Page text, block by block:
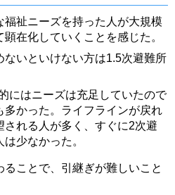
祉ニーズを持った人が大規模
在化していくことを感じた。
ないといけない方は1.5次避難所
にはニーズは充足していたので
多かった。ライフラインが戻れ
される人が多く、すぐに2次避
少なかった。
ことで、引継ぎが難しいこと